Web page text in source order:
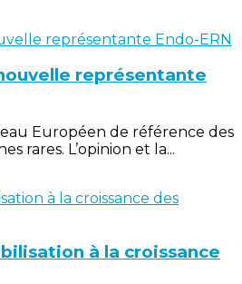
représentante
Européen de référence des
rares. L’opinion et la...
à la croissance